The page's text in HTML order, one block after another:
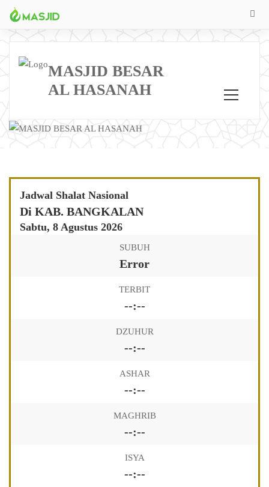
MASJID BESAR
AL HASANAH
Jadwal Shalat Nasional
Di KAB. BANGKALAN
Sabtu, 8 Agustus 2026
SUBUH
Error
TERBIT
--:--
DZUHUR
--:--
ASHAR
--:--
MAGHRIB
--:--
ISYA
--:--